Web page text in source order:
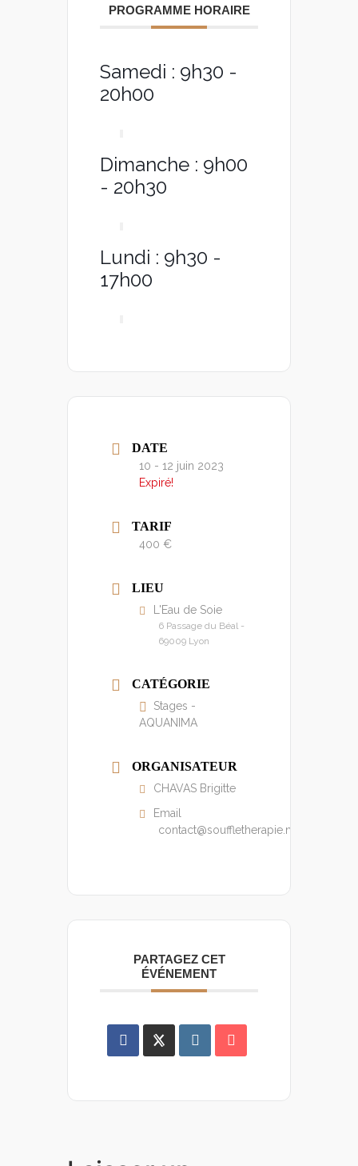
PROGRAMME HORAIRE
Samedi : 9h30 -
20h00
Dimanche : 9h00
- 20h30
Lundi : 9h30 -
17h00
DATE
10 - 12 juin 2023
Expiré!
TARIF
400 €
LIEU
L'Eau de Soie
6 Passage du Béal -
69009 Lyon
CATÉGORIE
Stages -
AQUANIMA
ORGANISATEUR
CHAVAS Brigitte
Email
contact@souffletherapie.net
PARTAGEZ CET
ÉVÉNEMENT